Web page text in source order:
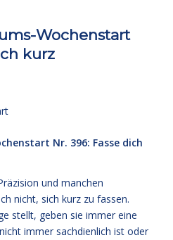
Wochenstart
kurz
Nr. 396: Fasse dich
und manchen
nicht, sich kurz zu fassen.
stellt, geben sie immer eine
immer sachdienlich ist oder